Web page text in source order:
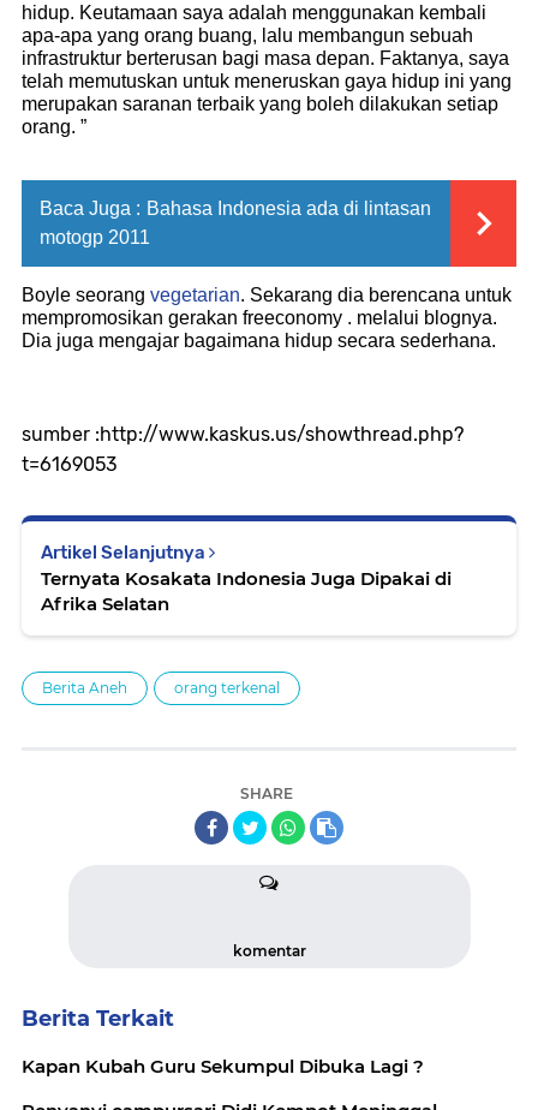
hidup. Keutamaan saya adalah menggunakan kembali
apa-apa yang orang buang, lalu membangun sebuah
infrastruktur berterusan bagi masa depan. Faktanya, saya
telah memutuskan untuk meneruskan gaya hidup ini yang
merupakan saranan terbaik yang boleh dilakukan setiap
orang. ”
Baca Juga : Bahasa Indonesia ada di lintasan
motogp 2011
Boyle seorang vegetarian. Sekarang dia berencana untuk
mempromosikan gerakan freeconomy . melalui blognya.
Dia juga mengajar bagaimana hidup secara sederhana.
sumber :http://www.kaskus.us/showthread.php?
t=6169053
Artikel Selanjutnya
Ternyata Kosakata Indonesia Juga Dipakai di
Afrika Selatan
Berita Aneh orang terkenal
SHARE
komentar
Berita Terkait
Kapan Kubah Guru Sekumpul Dibuka Lagi ?